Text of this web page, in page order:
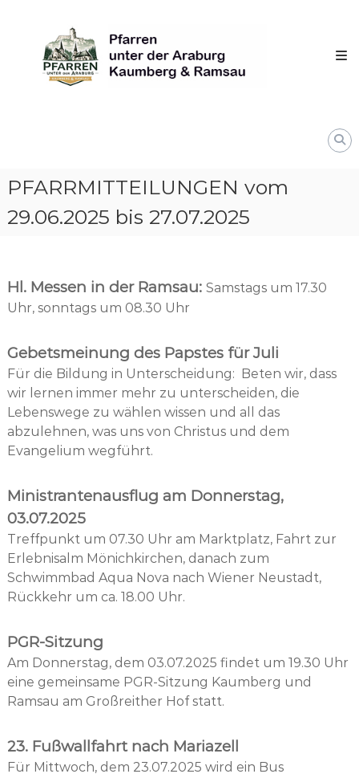
content
unter
derAraburg
Kaumberg
PFARRMITTEILUNGEN vom
29.06.2025 bis 27.07.2025
Hl. Messen in der Ramsau: Samstags um 17.30
Uhr, sonntags um 08.30 Uhr
Gebetsmeinung des Papstes für Juli
Für die Bildung in Unterscheidung: Beten wir, dass
wir lernen immer mehr zu unterscheiden, die
Lebenswege zu wählen wissen und all das
abzulehnen, was uns von Christus und dem
Evangelium wegführt.
Ministrantenausflug am Donnerstag,
03.07.2025
Treffpunkt um 07.30 Uhr am Marktplatz, Fahrt zur
Erlebnisalm Mönichkirchen, danach zum
Schwimmbad Aqua Nova nach Wiener Neustadt,
Rückkehr um ca. 18.00 Uhr.
PGR-Sitzung
Am Donnerstag, dem 03.07.2025 findet um 19.30 Uhr
eine gemeinsame PGR-Sitzung Kaumberg und
Ramsau am Großreither Hof statt.
23. Fußwallfahrt nach Mariazell
Für Mittwoch, dem 23.07.2025 wird ein Bus